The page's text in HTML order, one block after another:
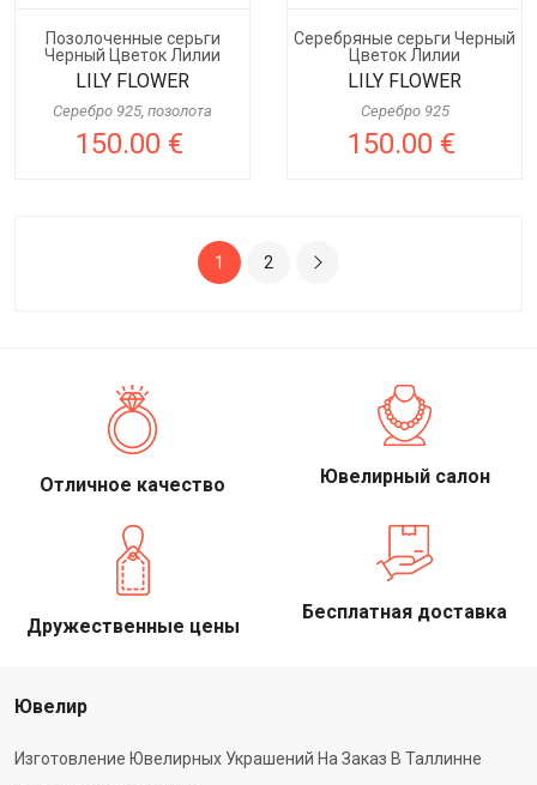
Позолоченные серьги
Черный Цветок Лилии
LILY FLOWER
Серебро 925, позолота
150.00 €
Серебряные серьги Черный
Цветок Лилии
LILY FLOWER
Серебро 925
150.00 €
1 2
Отличное качество Ювелирный салон
Дружественные цены
Бесплатная доставка
Ювелир
Изготовление Ювелирных Украшений На Заказ В Таллинне